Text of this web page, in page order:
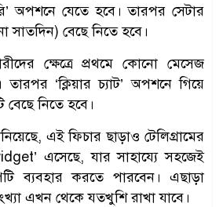
অপশনে যেতে হবে। তারপর সেটার
সাতদিন) বেছে নিতে হবে।
ক্ষেত্রে প্রথমে কোনো মেসেজ
তারপর ‘ক্লিয়ার চ্যাট’ অপশনে গিয়ে
নিতে হবে।
এই ফিচার ছাড়াও টেলিগ্রামের
এসেছে, যার সাহায্যে সহজেই
ব্যবহার করতে পারবেন। এছাড়া
এখন থেকে যতখুশি রাখা যাবে।